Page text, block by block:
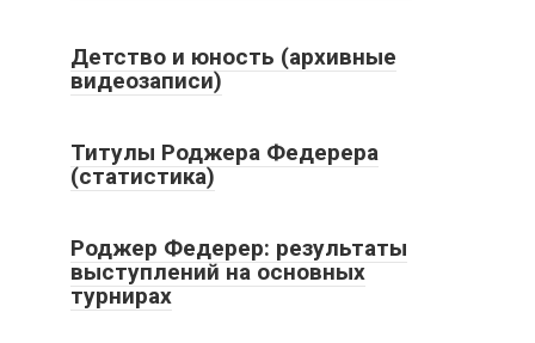
Детство и юность (архивные
видеозаписи)
Титулы Роджера Федерера
(статистика)
Роджер Федерер: результаты
выступлений на основных
турнирах